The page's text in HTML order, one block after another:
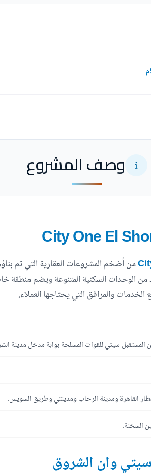
وصف المشروع
من أضخم المشروعات العقارية التي تم
الوحدات السكنية المتنوعة ويضم منطقة
والمرافق التي يحتاجها العملاء.
سيتي للقوات المسلحة بوابة مدخل مدينة
القاهرة ومدينة الرحاب ومدينتي وطريق السويس.
السخنة.
سيتي وان الشروق